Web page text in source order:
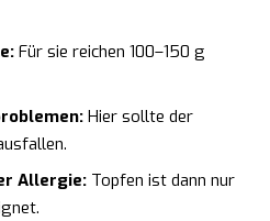
Für sie reichen 100–150 g
Hier sollte der
Allergie: Topfen ist dann nur